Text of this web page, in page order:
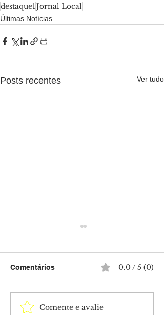
destaque1Jornal Local
Últimas Notícias
Posts recentes Ver tudo
Mega-Sena acumula e
Comentários 0.0 / 5 (0)
Comente e avalie